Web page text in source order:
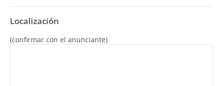
Localización
(confirmar con el anunciante)